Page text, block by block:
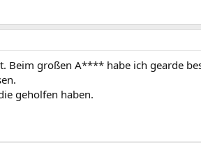
Beim großen A**** habe ich gearde
geholfen haben.